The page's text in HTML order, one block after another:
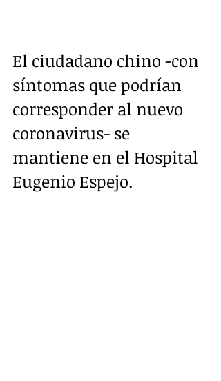
El ciudadano chino -con
síntomas que podrían
corresponder al nuevo
coronavirus- se
mantiene en el Hospital
Eugenio Espejo.